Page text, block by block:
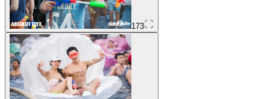
173